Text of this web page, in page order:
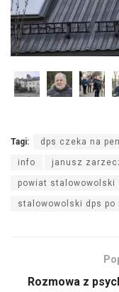
Tagi: dps czeka na
info janusz
powiat stalowowolski
stalowowolski dps po
Rozmowa z